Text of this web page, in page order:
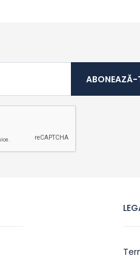
ABONEAZĂ-